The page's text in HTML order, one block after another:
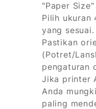
"Paper
Pilih ukuran
yang sesuai.
Pastikan
(Potret/
pengaturan
Jika printer
Anda
paling